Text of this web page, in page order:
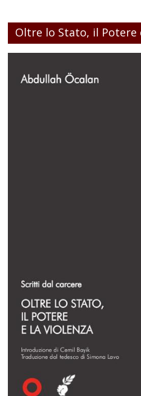
Oltre lo Stato, il Potere